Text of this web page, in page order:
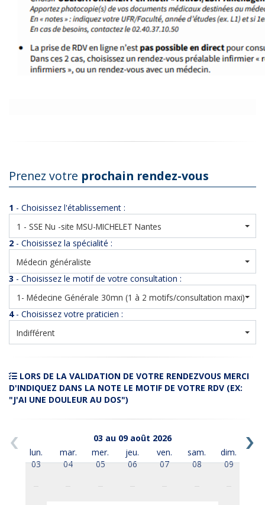
Prenez votre prochain rendez-vous
1 - Choisissez l'établissement :
1 - SSE Nu -site MSU-MICHELET Nantes
2 - Choisissez la spécialité :
Médecin généraliste
3 - Choisissez le motif de votre consultation :
1- Médecine Générale 30mn (1 à 2 motifs/consultation maxi)
4- Choisissez votre praticien :
Indifférent
LORS DE LA VALIDATION DE VOTRE RENDEZVOUS MERCI
D'INDIQUEZ DANS LA NOTE LE MOTIF DE VOTRE RDV (EX:
"J'AI UNE DOULEUR AU DOS")
03 au 09 août 2026
lun.
03
mar.
04
mer.
05
jeu.
06
ven.
07
sam.
08
dim.
09